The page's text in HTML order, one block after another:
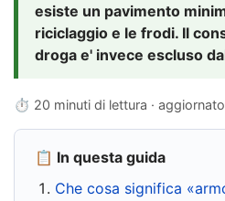
esiste un pavimento
riciclaggio e le frodi. Il
droga e' invece escluso
⏱ 20 minuti di lettura ·
📋 In questa guida
Che cosa significa